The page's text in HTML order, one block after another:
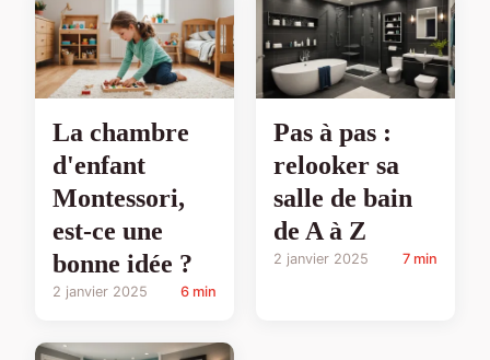
La chambre
d'enfant
Montessori,
est-ce une
bonne idée ?
2 janvier 2025 6 min
Pas à pas :
relooker sa
salle de bain
de A à Z
2 janvier 2025 7 min